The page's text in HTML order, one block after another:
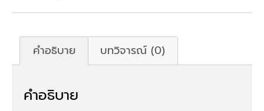
คำอธิบาย บทวิจารณ์ (0)
คำอธิบาย